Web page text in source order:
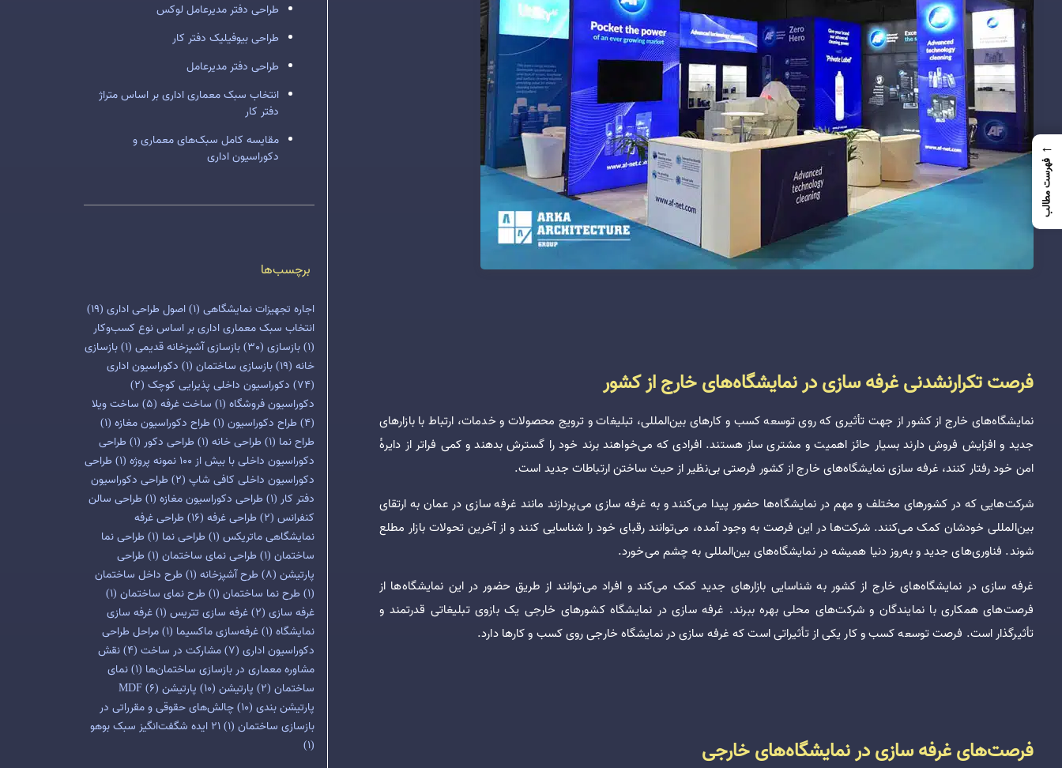
فرصت تکرارنشدنی غرفه سازی در نمایشگاه‌های خارج از کشور
نمایشگاه‌های خارج از کشور از جهت تأثیری که روی توسعه کسب ‌و کارهای بین‌المللی، تبلیغات و ترویج محصولات و خدمات، ارتباط با بازارهای
جدید و افزایش فروش دارند بسیار حائز اهمیت و مشتری ساز هستند. افرادی که می‌خواهند برند خود را گسترش بدهند و کمی فراتر از دایرهٔ
امن خود رفتار کنند، غرفه سازی نمایشگاه‌های خارج از کشور فرصتی بی‌نظیر از حیث ساختن ارتباطات جدید است.
شرکت‌هایی که در کشورهای مختلف و مهم در نمایشگاه‌ها حضور پیدا می‌کنند و به غرفه سازی می‌پردازند مانند غرفه سازی در عمان به ارتقای
بین‌المللی خودشان کمک می‌کنند. شرکت‌ها در این فرصت به وجود آمده، می‌توانند رقبای خود را شناسایی کنند و از آخرین تحولات بازار مطلع
شوند. فناوری‌های جدید و به‌روز دنیا همیشه در نمایشگاه‌های بین‌المللی به چشم می‌خورد.
غرفه سازی در نمایشگاه‌های خارج از کشور به شناسایی بازارهای جدید کمک می‌کند و افراد می‌توانند از طریق حضور در این نمایشگاه‌ها از
فرصت‌های همکاری با نمایندگان و شرکت‌های محلی بهره ببرند. غرفه سازی در نمایشگاه کشورهای خارجی یک بازوی تبلیغاتی قدرتمند و
تأثیرگذار است. فرصت توسعه کسب‌ و کار یکی از تأثیراتی است که غرفه سازی در نمایشگاه خارجی روی کسب ‌و کارها دارد.
فرصت‌های غرفه سازی در نمایشگاه‌های خارجی
طراحی دفتر مدیرعامل لوکس
طراحی بیوفیلیک دفتر کار
طراحی دفتر مدیرعامل
انتخاب سبک معماری اداری بر اساس متراژ
دفتر کار
مقایسه کامل سبک‌های معماری و
دکوراسیون اداری
برچسب‌ها
اجاره تجهیزات نمایشگاهی(1) اصول طراحی اداری(19)
انتخاب سبک معماری اداری بر اساس نوع کسب‌وکار
(1) بازسازی(30) بازسازی آشپزخانه قدیمی(1) بازسازی
خانه(19) بازسازی ساختمان(1)
دکوراسیون اداری
(74)
دکوراسیون داخلی پذیرایی کوچک(2)
دکوراسیون فروشگاه(1) ساخت غرفه(5)
ساخت ویلا
(4)
طراح دکوراسیون(1) طراح دکوراسیون مغازه(1)
طراح نما (1) طراحی خانه(1) طراحی دکور(1)
طراحی
دکوراسیون داخلی با بیش از 100 نمونه پروژه
(1)
طراحی
دکوراسیون داخلی کافی شاپ(2)
طراحی دکوراسیون
دفتر کار(1) طراحی دکوراسیون مغازه(1)
طراحی سالن
کنفرانس(2) طراحی غرفه(16)
طراحی غرفه
نمایشگاهی ماتریکس(1) طراحی نما (1)
طراحی نما
ساختمان(1) طراحی نمای ساختمان(1)
طراحی
پارتیشن(8) طرح آشپزخانه(1)
طرح داخل ساختمان
(1)
طرح نما ساختمان(1) طرح نمای ساختمان(1)
غرفه سازی(2) غرفه سازی تتریس(1) غرفه سازی
نمایشگاه(1) غرفه‌سازی ماکسیما (1) مراحل طراحی
دکوراسیون اداری(7) مشارکت در ساخت(4)
نقش
مشاوره معماری در بازسازی ساختمان‌ها (1) نمای
ساختمان(2) پارتیشن(10) پارتیشن MDF (6)
پارتیشن بندی(10)
چالش‌های حقوقی و مقرراتی در
بازسازی ساختمان(1) ۲۱ ایده شگفت‌انگیز سبک بوهو
(1)
←
فهرست مطالب